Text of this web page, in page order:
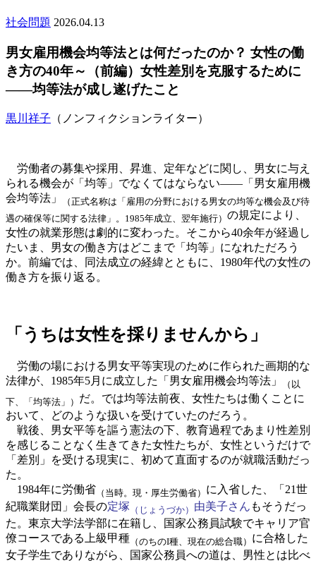
社会問題 2026.04.13
男女雇用機会均等法とは何だったのか？ 女性の働
き方の40年～（前編）女性差別を克服するために
――均等法が成し遂げたこと
黒川祥子 （ノンフィクションライター）
労働者の募集や採用、昇進、定年などに関し、男女に与え
られる機会が「均等」でなくてはならない――「男女雇用機
会均等法」
（正式名称は「雇用の分野における男女の均等な機会及び待
遇の確保等に関する法律」。1985年成立、翌年施行） の規定により、
女性の就業形態は劇的に変わった。そこから40余年が経過し
たいま、男女の働き方はどこまで「均等」になれただろう
か。前編では、同法成立の経緯とともに、1980年代の女性の
働き方を振り返る。
「うちは女性を採りませんから」
労働の場における男女平等実現のために作られた画期的な
法律が、1985年5月に成立した「男女雇用機会均等法」
（以
下、「均等法」） だ。では均等法前夜、女性たちは働くことに
おいて、どのような扱いを受けていたのだろう。
戦後、男女平等を謳う憲法の下、教育過程であまり性差別
を感じることなく生きてきた女性たちが、女性というだけで
「差別」を受ける現実に、初めて直面するのが就職活動だっ
た。
1984年に労働省 （当時。現・厚生労働省） に入省した、「21世
紀職業財団」会長の定塚 （じょうづか） 由美子さん もそうだっ
た。東京大学法学部に在籍し、国家公務員試験でキャリア官
僚コースである上級甲種 （のちのI種、現在の総合職） に合格した
女子学生でありながら、国家公務員への道は、男性とは比べ